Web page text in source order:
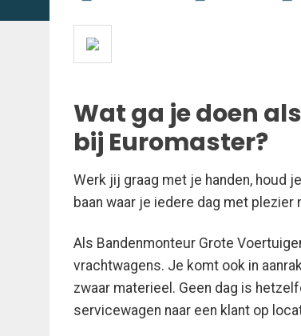
Wat ga je doen
bij Euromaster?
Werk jij graag met je handen, houd
baan waar je iedere dag met plezier
Als Bandenmonteur Grote
vrachtwagens. Je komt ook in
zwaar materieel. Geen dag is
servicewagen naar een klant op